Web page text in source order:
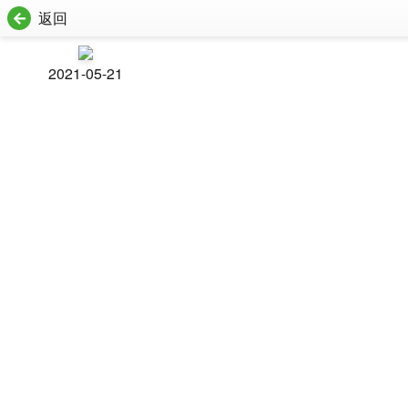
返回
2021-05-21